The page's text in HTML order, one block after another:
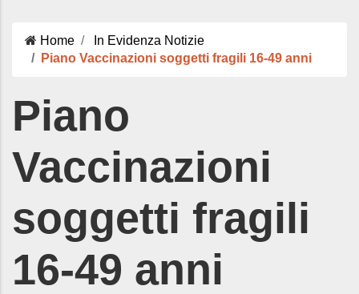
Home In Evidenza Notizie
Piano Vaccinazioni soggetti fragili 16-49 anni
Piano
Vaccinazioni
soggetti fragili
16-49 anni